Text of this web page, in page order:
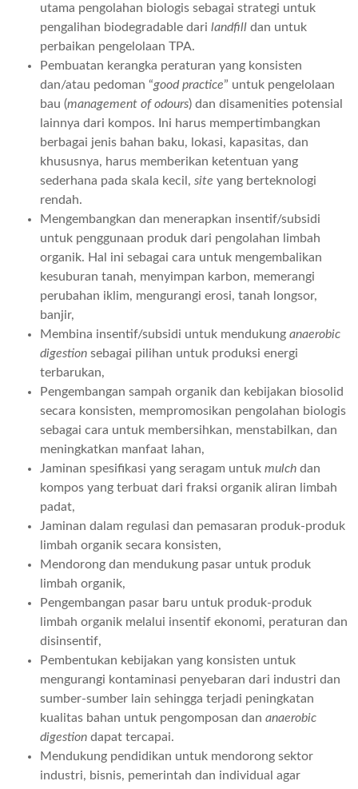
utama pengolahan biologis sebagai strategi untuk
pengalihan biodegradable dari landfill dan untuk
perbaikan pengelolaan TPA.
Pembuatan kerangka peraturan yang konsisten
dan/atau pedoman “good practice” untuk pengelolaan
bau (management of odours) dan disamenities potensial
lainnya dari kompos. Ini harus mempertimbangkan
berbagai jenis bahan baku, lokasi, kapasitas, dan
khususnya, harus memberikan ketentuan yang
sederhana pada skala kecil, site yang berteknologi
rendah.
Mengembangkan dan menerapkan insentif/subsidi
untuk penggunaan produk dari pengolahan limbah
organik. Hal ini sebagai cara untuk mengembalikan
kesuburan tanah, menyimpan karbon, memerangi
perubahan iklim, mengurangi erosi, tanah longsor,
banjir,
Membina insentif/subsidi untuk mendukung anaerobic
digestion sebagai pilihan untuk produksi energi
terbarukan,
Pengembangan sampah organik dan kebijakan biosolid
secara konsisten, mempromosikan pengolahan biologis
sebagai cara untuk membersihkan, menstabilkan, dan
meningkatkan manfaat lahan,
Jaminan spesifikasi yang seragam untuk mulch dan
kompos yang terbuat dari fraksi organik aliran limbah
padat,
Jaminan dalam regulasi dan pemasaran produk-produk
limbah organik secara konsisten,
Mendorong dan mendukung pasar untuk produk
limbah organik,
Pengembangan pasar baru untuk produk-produk
limbah organik melalui insentif ekonomi, peraturan dan
disinsentif,
Pembentukan kebijakan yang konsisten untuk
mengurangi kontaminasi penyebaran dari industri dan
sumber-sumber lain sehingga terjadi peningkatan
kualitas bahan untuk pengomposan dan anaerobic
digestion dapat tercapai.
Mendukung pendidikan untuk mendorong sektor
industri, bisnis, pemerintah dan individual agar